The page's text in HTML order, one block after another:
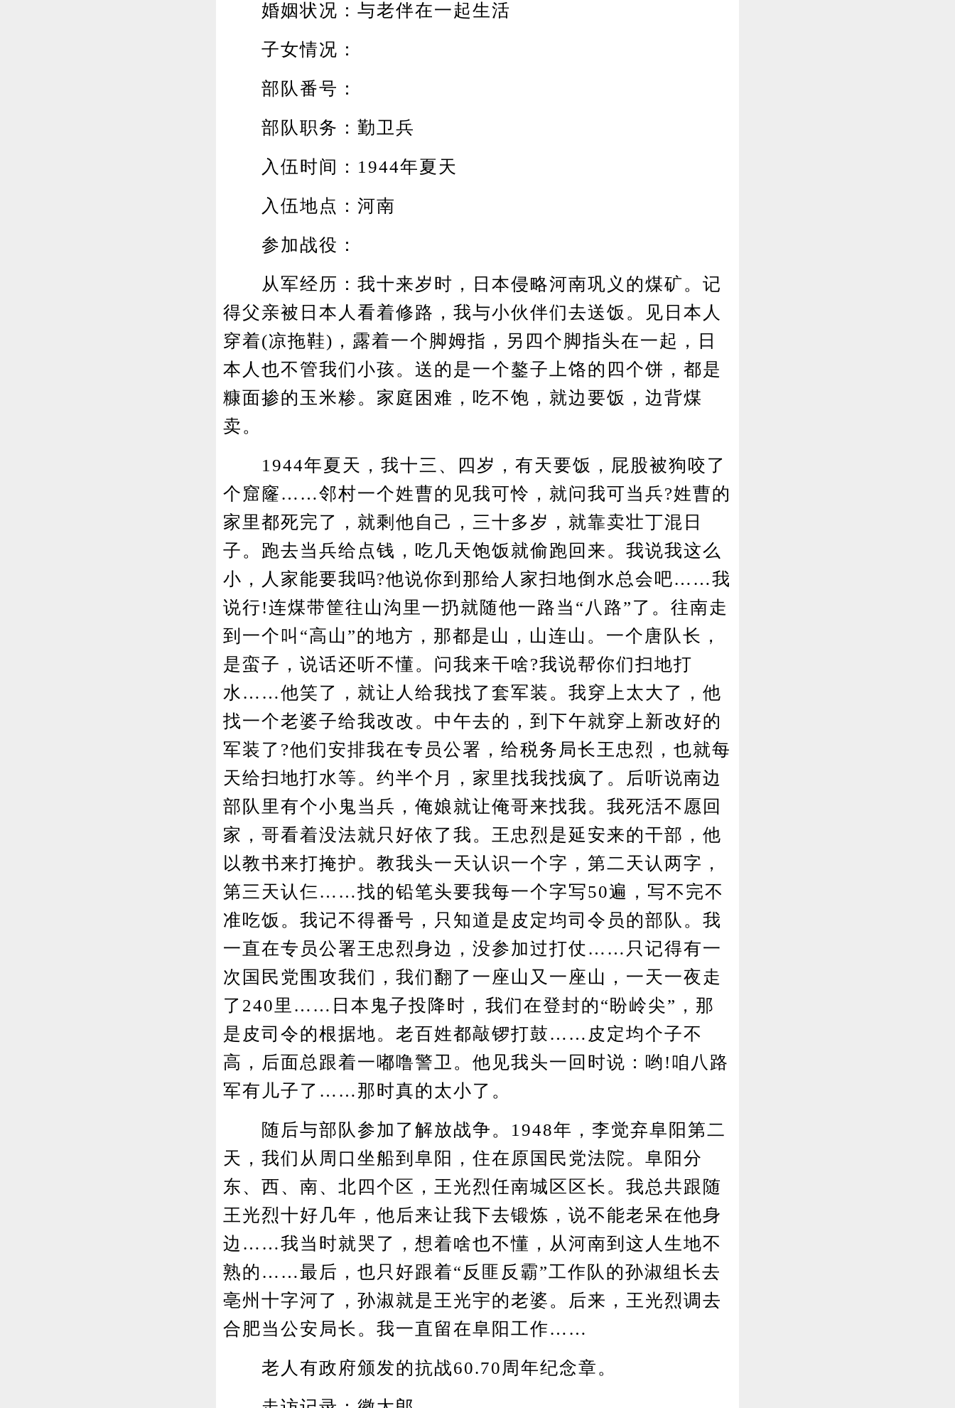
婚姻状况：与老伴在一起生活
子女情况：
部队番号：
部队职务：勤卫兵
入伍时间：1944年夏天
入伍地点：河南
参加战役：
从军经历：我十来岁时，日本侵略河南巩义的煤矿。记
得父亲被日本人看着修路，我与小伙伴们去送饭。见日本人
穿着(凉拖鞋)，露着一个脚姆指，另四个脚指头在一起，日
本人也不管我们小孩。送的是一个鏊子上饹的四个饼，都是
糠面掺的玉米糁。家庭困难，吃不饱，就边要饭，边背煤
卖。
1944年夏天，我十三、四岁，有天要饭，屁股被狗咬了
个窟窿……邻村一个姓曹的见我可怜，就问我可当兵?姓曹的
家里都死完了，就剩他自己，三十多岁，就靠卖壮丁混日
子。跑去当兵给点钱，吃几天饱饭就偷跑回来。我说我这么
小，人家能要我吗?他说你到那给人家扫地倒水总会吧……我
说行!连煤带筐往山沟里一扔就随他一路当“八路”了。往南走
到一个叫“高山”的地方，那都是山，山连山。一个唐队长，
是蛮子，说话还听不懂。问我来干啥?我说帮你们扫地打
水……他笑了，就让人给我找了套军装。我穿上太大了，他
找一个老婆子给我改改。中午去的，到下午就穿上新改好的
军装了?他们安排我在专员公署，给税务局长王忠烈，也就每
天给扫地打水等。约半个月，家里找我找疯了。后听说南边
部队里有个小鬼当兵，俺娘就让俺哥来找我。我死活不愿回
家，哥看着没法就只好依了我。王忠烈是延安来的干部，他
以教书来打掩护。教我头一天认识一个字，第二天认两字，
第三天认仨……找的铅笔头要我每一个字写50遍，写不完不
准吃饭。我记不得番号，只知道是皮定均司令员的部队。我
一直在专员公署王忠烈身边，没参加过打仗……只记得有一
次国民党围攻我们，我们翻了一座山又一座山，一天一夜走
了240里……日本鬼子投降时，我们在登封的“盼岭尖”，那
是皮司令的根据地。老百姓都敲锣打鼓……皮定均个子不
高，后面总跟着一嘟噜警卫。他见我头一回时说：哟!咱八路
军有儿子了……那时真的太小了。
随后与部队参加了解放战争。1948年，李觉弃阜阳第二
天，我们从周口坐船到阜阳，住在原国民党法院。阜阳分
东、西、南、北四个区，王光烈任南城区区长。我总共跟随
王光烈十好几年，他后来让我下去锻炼，说不能老呆在他身
边……我当时就哭了，想着啥也不懂，从河南到这人生地不
熟的……最后，也只好跟着“反匪反霸”工作队的孙淑组长去
亳州十字河了，孙淑就是王光宇的老婆。后来，王光烈调去
合肥当公安局长。我一直留在阜阳工作……
老人有政府颁发的抗战60.70周年纪念章。